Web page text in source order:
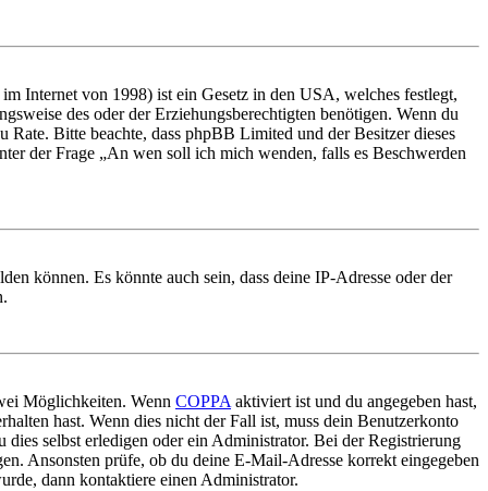
Internet von 1998) ist ein Gesetz in den USA, welches festlegt,
des oder der Erziehungsberechtigten benötigen. Wenn du
Bitte beachte, dass phpBB Limited und der Besitzer dieses
der Frage „An wen soll ich mich wenden, falls es Beschwerden
können. Es könnte auch sein, dass deine IP-Adresse oder der
Möglichkeiten. Wenn COPPA aktiviert ist und du angegeben hast,
hast. Wenn dies nicht der Fall ist, muss dein Benutzerkonto
selbst erledigen oder ein Administrator. Bei der Registrierung
Ansonsten prüfe, ob du deine E-Mail-Adresse korrekt eingegeben
dann kontaktiere einen Administrator.